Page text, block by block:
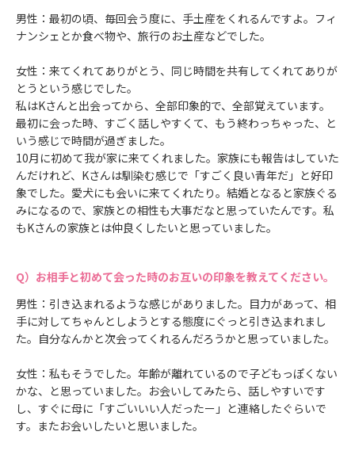
男性：最初の頃、毎回会う度に、手土産をくれるんですよ。フィ
ナンシェとか食べ物や、旅行のお土産などでした。
女性：来てくれてありがとう、同じ時間を共有してくれてありが
とうという感じでした。
私はKさんと出会ってから、全部印象的で、全部覚えています。
最初に会った時、すごく話しやすくて、もう終わっちゃった、と
いう感じで時間が過ぎました。
10月に初めて我が家に来てくれました。家族にも報告はしていた
んだけれど、Kさんは馴染む感じで「すごく良い青年だ」と好印
象でした。愛犬にも会いに来てくれたり。結婚となると家族ぐる
みになるので、家族との相性も大事だなと思っていたんです。私
もKさんの家族とは仲良くしたいと思っていました。
お相手と初めて会った時のお互いの印象を教えてください。
男性：引き込まれるような感じがありました。目力があって、相
手に対してちゃんとしようとする態度にぐっと引き込まれまし
た。自分なんかと次会ってくれるんだろうかと思っていました。
女性：私もそうでした。年齢が離れているので子どもっぽくない
かな、と思っていました。お会いしてみたら、話しやすいです
し、すぐに母に「すごいいい人だったー」と連絡したぐらいで
す。またお会いしたいと思いました。